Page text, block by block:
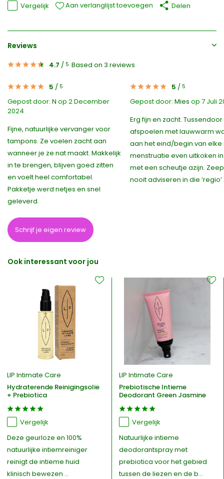
Vergelijk Aan verlanglijst toevoegen Delen
Reviews
4.7 / 5 Based on 3 reviews
5 / 5
Gepost door: N op 2 December
2024
Fijne, natuurlijke vervanger voor
tampons. Ze voelen zacht aan
wanneer je ze nat maakt. Makkelijk
in te brengen, blijven goed zitten
en voelt heel comfortabel.
Pakketje werd netjes en snel
geleverd.
5 / 5
Gepost door: Mies op 7 Juli
Erg fijn en zacht. Tussendoor
afspoelen met lauwwarm
aan het eind/begin van elke
menstruatie even uitkoken
met een scheutje azijn.
nooit adviseren in die ‘regio’
Schrijf je eigen review
Ook interessant voor jou
LIP Intimate Care
Hydraterende Reinigingsolie
+ Prebiotica
Vergelijk
Deze geurloze en 100%
natuurlijke intiemreiniger
reinigt de intieme huid
klinisch bewezen ...
LIP Intimate Care
Prebiotische Intieme
Deodorant Green Jasmine
Vergelijk
Natuurlijke intieme
deodorantspray met
prebiotica voor het gebied
tussen de liezen en de b...